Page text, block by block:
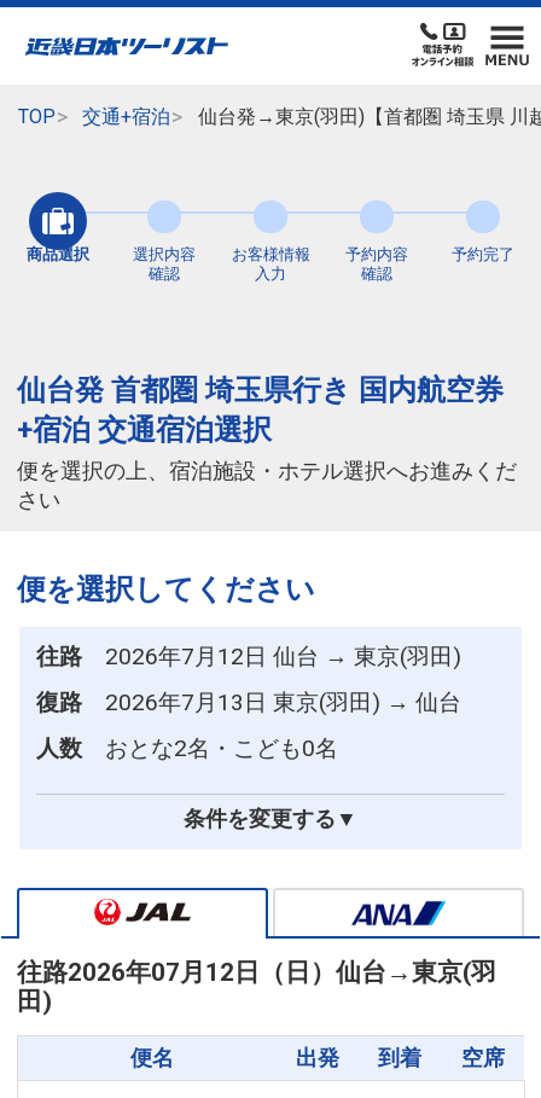
TOP 交通+宿泊 仙台発→東京(羽田)【首都圏 埼玉県 川
商品選択
選択内容
確認
お客様情報
入力
予約内容
確認
予約完了
仙台発 首都圏 埼玉県行き 国内航空券
+宿泊 交通宿泊選択
便を選択の上、宿泊施設・ホテル選択へお進みくだ
さい
便を選択してください
往路
2026年7月12日 仙台 → 東京(羽田)
復路
2026年7月13日 東京(羽田) → 仙台
人数
おとな2名・こども0名
条件を変更する▼
往路2026年07月12日（日） 仙台 →東京(羽
田)
便名 出発 到着 空席